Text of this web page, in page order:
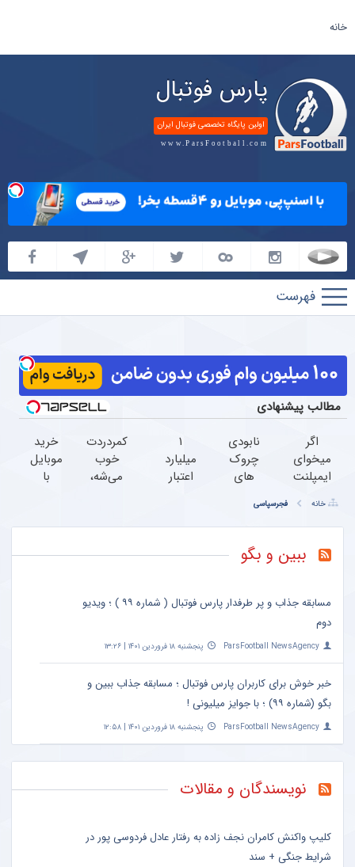
خانه
پارس فوتبال
اولین پایگاه تخصصی فوتبال ایران
www.ParsFootball.com
پارس
فوتبال
مطالب پیشنهادی
اگر
میخوای
ایمپلنت
الان
وقتشه |
فقط با
تومان!!!
نابودی
چروک
های
و عمقی
پوست
با کرم
آلمانی(45%تخفیف)
۱
میلیارد
اعتبار
بدون
کمردردت
خوب
می‌شه،
رو پر
خرید
موبایل
با
در ۴
خانه فجرسپاسی
ببین و بگو
مسابقه جذاب و پر طرفدار پارس فوتبال ( شماره ۹۹ ) ؛ ویدیو
دوم
ParsFootball NewsAgency پنجشنبه ۱۸ فروردین ۱۴۰۱ | ۱۳:۲۶
خبر خوش برای کاربران پارس فوتبال ؛ مسابقه جذاب ببین و
بگو (شماره ۹۹) ؛ با جوایز میلیونی !
ParsFootball NewsAgency پنجشنبه ۱۸ فروردین ۱۴۰۱ | ۱۲:۵۸
نویسندگان و مقالات
کلیپ واکنش کامران نجف زاده به رفتار عادل فردوسی پور در
شرایط جنگی + سند